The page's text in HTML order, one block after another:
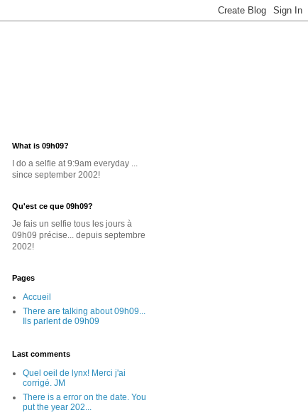
What is 09h09?
I do a selfie at 9:9am everyday ...
since september 2002!
Qu'est ce que 09h09?
Je fais un selfie tous les jours à
09h09 précise... depuis septembre
2002!
Pages
Accueil
There are talking about 09h09...
Ils parlent de 09h09
Last comments
Quel oeil de lynx! Merci j'ai
corrigé. JM
There is a error on the date. You
put the year 202...